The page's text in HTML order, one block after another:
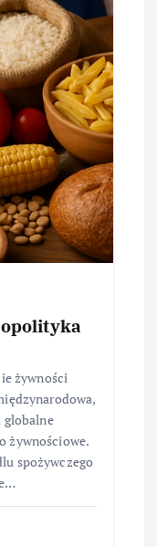
żywności
globalne
żywnościowe.
spożywczego